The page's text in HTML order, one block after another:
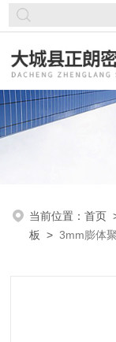
当前位置：首页
板
>3mm膨体